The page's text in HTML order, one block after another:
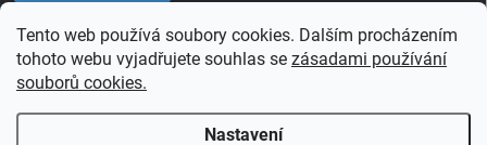
Tento web používá soubory cookies. Dalším procházením
tohoto webu vyjadřujete souhlas se zásadami používání
souborů cookies.
Nastavení